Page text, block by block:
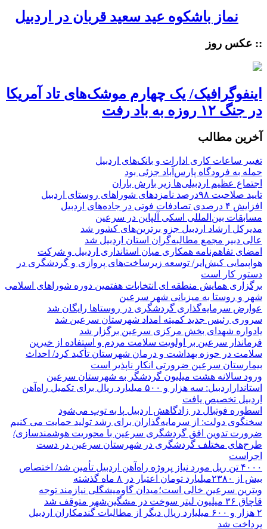
نماز باشکوه عید سعید قربان در اردبیل
:: عکس روز
اینفوگرافیک/ یک چهارم موشک‌های تاد آمریکا
در جنگ ۱۲ روزه به باد رفت
آخرین مطالب
تغییر ساعات کاری ادارات و بانک‌های اردبیل
حمله به فرودگاه پارس‌‌آباد جزئی بود
اجتماع عظیم اردبیلی‌ها زیر بارش باران
تایید صلاحیت ۹۸درصد نامزدهای شوراهای روستای اردبیل
افزایش ۴ درصدی تصادفات فوتی در جاده‌های اردبیل
مسابقات بین‌المللی اسکی آلپاین در سرعین
مدیرکل ارشاد اردبیل جزو برترین‌های کشور شد
عالی دبیر مجمع مطالبه‌گران استان اردبیل شد
امضای تفاهم‌نامه همکاری میان استانداری اردبیل و شرکت
هواپیمایی کیش‌ایر/ توسعه زیرساخت‌های پروازی و گردشگری در
دستور کار است
برگزاری همایش منطقه ای انتخابات هفتمین دوره شوراهای اسلامی
شهر و روستا به میزبانی شهر سرعین
عوارض سرمایه‌گذاری گردشگری در روستاها رایگان شد
سروری رئیس جدید کمیته امداد شهرستان سرعین شد
یادواره شهدای بخش مرکزی سرعین برگزار شد
فرماندار سرعین بر اولویت سلامت مردم و استفاده از خیرین
سلامت در حوزه بهداشت و درمان شهرستان تأکید کرد/ احداث
بیمارستان سرعین ضرورتی انکار ناپذیر است
ورود سالانه هشت میلیون گردشگر به شهرستان سرعین
استانداراردبیل: سه هزار و ۵۰۰ میلیارد ریال برای تکمیل راه‌آهن
اردبیل تخصیص یافت
اسطوره فوتبال در زادگاهش اردبیل پا به توپ می‌شود
سخنگوی دولت: از سرمایه‌گذاران برای رشد تولید حمایت می کنیم
ضرورت تدوین افق گردشگری سرعین با محوریت هوشمندسازی/
طرح‌های مختلف گردشگری در شهرستان سرعین در دست
اجراست
۴۰۰۰ تن ریل مورد نیاز پروژه راه‌آهن اردبیل تأمین شد/ اختصاص
بیش از ۲۳۸۰میلیارد تومان اعتبار در ۸ ماه گذشته
ویترین سرعین خالی است؛میدان گاومیشگلی نیازمند توجه
قاچاق ۳۶ میلیون لیتر سوخت در مشگین‌شهر متوقف شد
۲ هزار و ۶۰۰‌ میلیارد ریال دیگر از مطالبات گندمکاران اردبیل
پرداخت شد